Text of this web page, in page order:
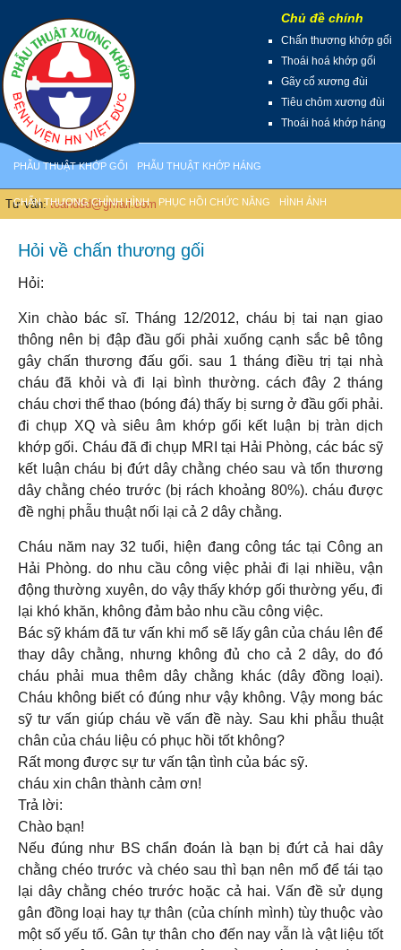
PHẪU THUẬT KHỚP GỐI PHẪU THUẬT KHỚP HÁNG
CHẤN THƯƠNG CHỈNH HÌNH PHỤC HỒI CHỨC NĂNG HÌNH ẢNH
Chủ đề chính
Chấn thương khớp gối
Thoái hoá khớp gối
Gãy cổ xương đùi
Tiêu chỏm xương đùi
Thoái hoá khớp háng
vấn:toanddd@gmail.com
Hỏi về chấn thương gối
Hỏi:
Xin chào bác sĩ. Tháng 12/2012, cháu bị tai nạn giao
thông nên bị đập đầu gối phải xuống cạnh sắc bê tông
gây chấn thương đấu gối. sau 1 tháng điều trị tại nhà
cháu đã khỏi và đi lại bình thường. cách đây 2 tháng
cháu chơi thể thao (bóng đá) thấy bị sưng ở đầu gối phải.
đi chụp XQ và siêu âm khớp gối kết luận bị tràn dịch
khớp gối. Cháu đã đi chụp MRI tại Hải Phòng, các bác sỹ
kết luận cháu bị đứt dây chằng chéo sau và tổn thương
dây chằng chéo trước (bị rách khoảng 80%). cháu được
đề nghị phẫu thuật nối lại cả 2 dây chằng.
Cháu năm nay 32 tuổi, hiện đang công tác tại Công an
Hải Phòng. do nhu cầu công việc phải đi lại nhiều, vận
động thường xuyên, do vậy thấy khớp gối thường yếu, đi
lại khó khăn, không đảm bảo nhu cầu công việc.
Bác sỹ khám đã tư vấn khi mổ sẽ lấy gân của cháu lên để
thay dây chằng, nhưng không đủ cho cả 2 dây, do đó
cháu phải mua thêm dây chằng khác (dây đồng loại).
Cháu không biết có đúng như vậy không. Vậy mong bác
sỹ tư vấn giúp cháu về vấn đề này. Sau khi phẫu thuật
chân của cháu liệu có phục hồi tốt không?
Rất mong được sự tư vấn tận tình của bác sỹ.
cháu xin chân thành cảm ơn!
Trả lời:
Chào bạn!
Nếu đúng như BS chẩn đoán là bạn bị đứt cả hai dây
chằng chéo trước và chéo sau thì bạn nên mổ để tái tạo
lại dây chằng chéo trước hoặc cả hai. Vấn đề sử dụng
gân đồng loại hay tự thân (của chính mình) tùy thuộc vào
một số yếu tố. Gân tự thân cho đến nay vẫn là vật liệu tốt